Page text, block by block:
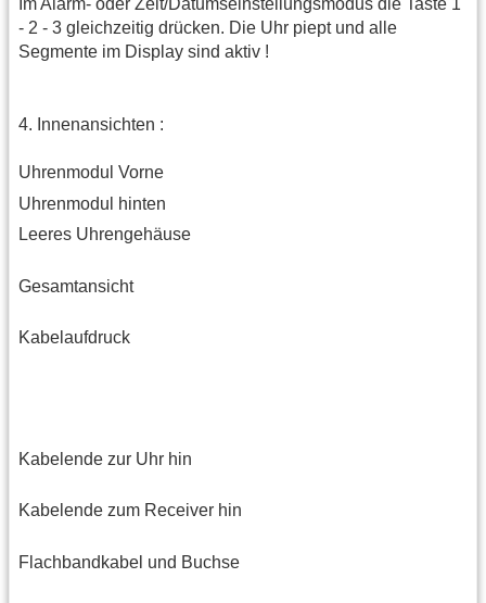
Im Alarm- oder Zeit/Datumseinstellungsmodus die Taste 1
- 2 - 3 gleichzeitig drücken. Die Uhr piept und alle
Segmente im Display sind aktiv !
4. Innenansichten :
Uhrenmodul Vorne
Uhrenmodul hinten
Leeres Uhrengehäuse
Gesamtansicht
Kabelaufdruck
Kabelende zur Uhr hin
Kabelende zum Receiver hin
Flachbandkabel und Buchse